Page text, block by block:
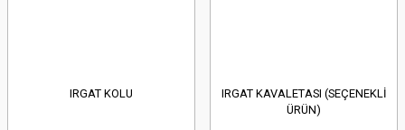
IRGAT KOLU
IRGAT KAVALETASI (SEÇENEKLİ
ÜRÜN)